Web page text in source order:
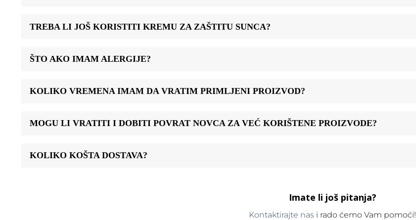
TREBA LI JOŠ KORISTITI KREMU ZA ZAŠTITU SUNCA?
ŠTO AKO IMAM ALERGIJE?
KOLIKO VREMENA IMAM DA VRATIM PRIMLJENI PROIZVOD?
MOGU LI VRATITI I DOBITI POVRAT NOVCA ZA VEĆ KORIŠTENE PROIZVODE?
KOLIKO KOŠTA DOSTAVA?
Imate li još pitanja?
Kontaktirajte nas i rado ćemo Vam pomoći!